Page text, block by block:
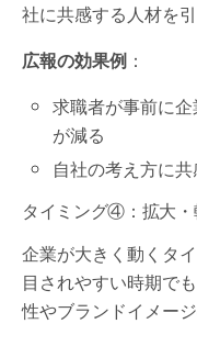
社に共感する人材を
広報の効果例 ：
求職者が事前に
が減る
自社の考え方に
タイミング④：拡大・
企業が大きく動くタ
目されやすい時期で
性やブランドイメー